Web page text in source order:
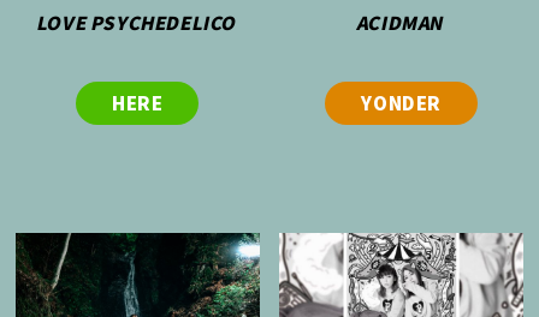
LOVE PSYCHEDELICO
HERE
ACIDMAN
YONDER